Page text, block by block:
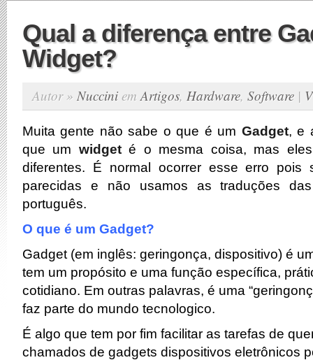
Qual a diferença entre
Widget?
Autor » Nuccini emArtigos, Hardware, Software |
Muita gente não sabe o que é um Gadget, e
que um widgeté o mesma coisa, mas
diferentes. É normal ocorrer esse erro pois
parecidas e não usamos as traduções
português.
O que é um Gadget?
Gadget (em inglês: geringonça, dispositivo) é
tem um propósito e uma função específica,
cotidiano. Em outras palavras, é uma
faz parte do mundo tecnologico.
É algo que tem por fim facilitar as tarefas de
chamados de gadgets dispositivos eletrônicos